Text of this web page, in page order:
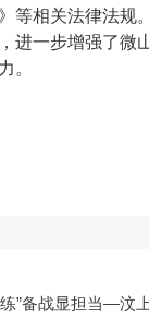
等相关法律法
进一步增强了
。
练”备战显担当—